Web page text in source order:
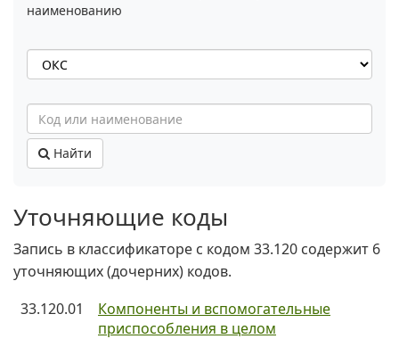
наименованию
Найти
Уточняющие коды
Запись в классификаторе с кодом 33.120 содержит 6
уточняющих (дочерних) кодов.
33.120.01
Компоненты и вспомогательные
приспособления в целом